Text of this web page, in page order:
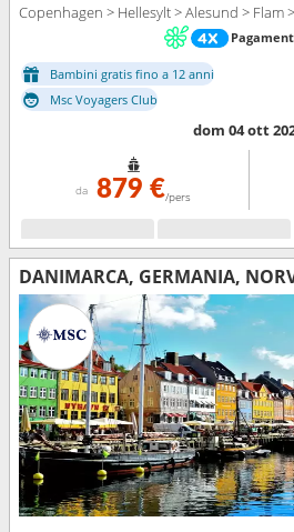
Copenhagen > Hellesylt > Alesund > Flam
Bambini gratis fino a 12 anni
Msc Voyagers Club
dom 04 ott
da 879 €/pers